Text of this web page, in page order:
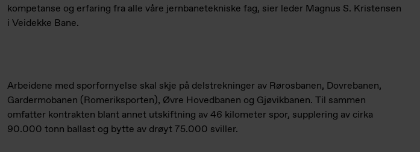
kompetanse og erfaring fra alle våre jernbanetekniske fag, sier leder Magnus S. Kristensen
i Veidekke Bane.
Arbeidene med sporfornyelse skal skje på delstrekninger av Rørosbanen, Dovrebanen,
Gardermobanen (Romeriksporten), Øvre Hovedbanen og Gjøvikbanen. Til sammen
omfatter kontrakten blant annet utskiftning av 46 kilometer spor, supplering av cirka
90.000 tonn ballast og bytte av drøyt 75.000 sviller.